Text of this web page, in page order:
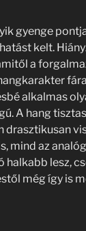
gyenge
kelt.
a
alkalmas
A hang
drasztikusan
mind az
lesz,
még így is